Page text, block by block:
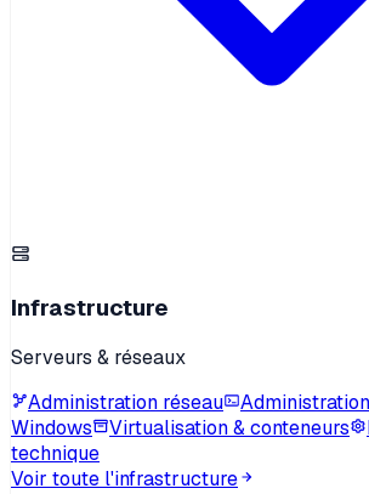
Infrastructure
Serveurs & réseaux
Administration réseau
Windows
Virtualisation & conteneurs
technique
Voir toute l'infrastructure